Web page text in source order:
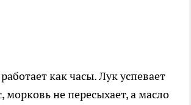
как часы. Лук успевает
морковь не пересыхает, а масло